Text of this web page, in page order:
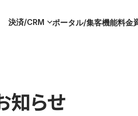
決済/CRM ポータル/集客機能料金
知らせ